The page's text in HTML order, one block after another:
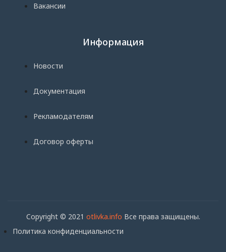
Вакансии
Информация
Новости
Документация
Рекламодателям
Договор оферты
Copyright © 2021 otlivka.info Все права защищены.
Политика конфиденциальности